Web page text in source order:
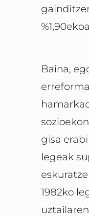
Baina,
gisa
legeak
1982ko